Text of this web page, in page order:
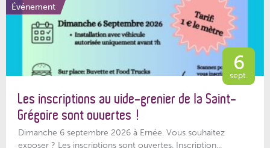
Événement
6
sept.
Les inscriptions au vide-grenier de la Saint-
Grégoire sont ouvertes !
Dimanche 6 septembre 2026 à Ernée. Vous souhaitez
exposer ? Les inscriptions sont ouvertes. Inscription...